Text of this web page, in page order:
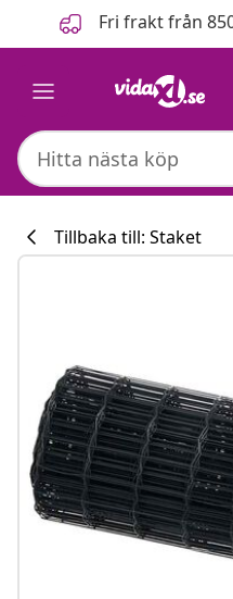
FöregåendeFri frakt från
Tillbaka till: Staket